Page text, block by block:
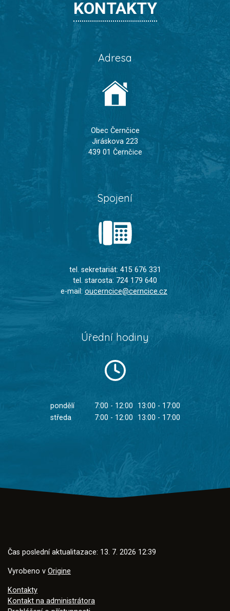
KONTAKTY
Adresa
Obec Černčice
Jiráskova 223
439 01 Černčice
Spojení
tel. sekretariát: 415 676 331
tel. starosta: 724 179 640
e-mail: oucerncice@cerncice.cz
Úřední hodiny
pondělí 7:00 - 12:00
13:00 - 17:00
středa
7:00 - 12:00 13:00 - 17:00
Čas poslední aktualitazace: 13. 7. 2026 12:39
Vyrobeno v Origine
Kontakty
Kontakt na administrátora